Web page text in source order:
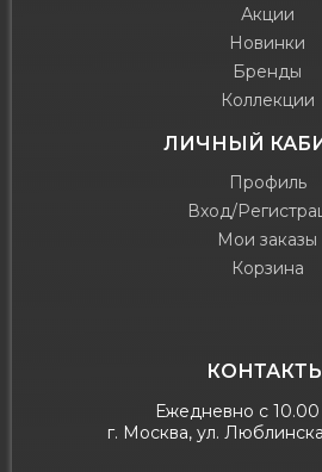
Акции
Новинки
Бренды
Коллекции
ЛИЧНЫЙ
Профиль
Вход/
Мои заказы
Корзина
Ежедневно с 10.00
г. Москва, ул.